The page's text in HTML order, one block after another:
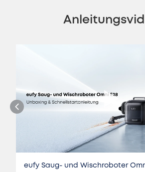
eufy Saug- und Wischroboter